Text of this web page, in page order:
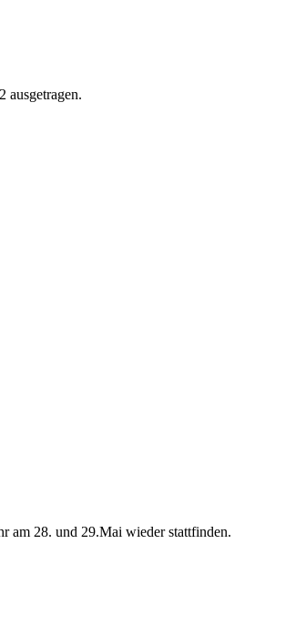
ausgetragen.
am 28. und 29.Mai wieder stattfinden.